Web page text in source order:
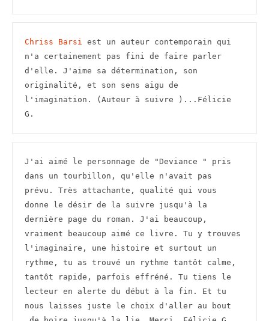
Chriss Barsi
est un auteur contemporain qui
n'a certainement pas fini de faire parler
d'elle. J'aime sa détermination, son
originalité, et son sens aigu de
l'imagination. (Auteur à suivre )...Félicie
G.
J'ai aimé le personnage de "Deviance " pris
dans un tourbillon, qu'elle n'avait pas
prévu. Très attachante, qualité qui vous
donne le désir de la suivre jusqu'à la
dernière page du roman. J'ai beaucoup,
vraiment beaucoup aimé ce livre. Tu y trouves
l'imaginaire, une histoire et surtout un
rythme, tu as trouvé un rythme tantôt calme,
tantôt rapide, parfois effréné. Tu tiens le
lecteur en alerte du début à la fin. Et tu
nous laisses juste le choix d'aller au bout